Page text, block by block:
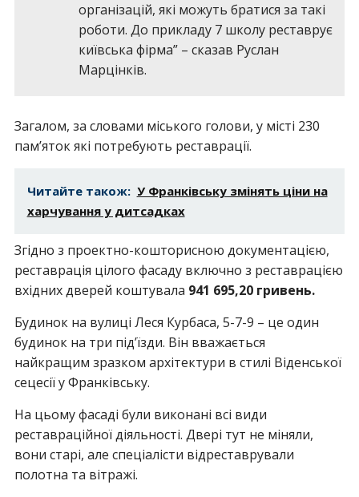
організацій, які можуть братися за такі
роботи. До прикладу 7 школу реставрує
київська фірма” – сказав Руслан
Марцінків.
Загалом, за словами міського голови, у місті 230
пам’яток які потребують реставрації.
Читайте також: У Франківську змінять ціни на
харчування у дитсадках
Згідно з проектно-кошторисною документацією,
реставрація цілого фасаду включно з реставрацією
вхідних дверей коштувала 941 695,20 гривень.
Будинок на вулиці Леся Курбаса, 5-7-9 – це один
будинок на три під’їзди. Він вважається
найкращим зразком архітектури в стилі Віденської
сецесії у Франківську.
На цьому фасаді були виконані всі види
реставраційної діяльності. Двері тут не міняли,
вони старі, але спеціалісти відреставрували
полотна та вітражі.